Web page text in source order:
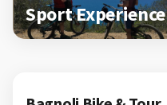
Sport Experience